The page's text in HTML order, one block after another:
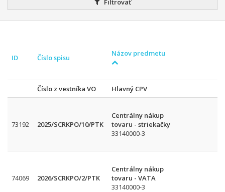
Filtrovať
ID Číslo spisu Názov predmetu
Číslo z vestníka VO Hlavný CPV
73192 2025/SCRKPO/10/PTK
Centrálny nákup
tovaru - striekačky
33140000-3
74069 2026/SCRKPO/2/PTK
Centrálny nákup
tovaru - VATA
33140000-3